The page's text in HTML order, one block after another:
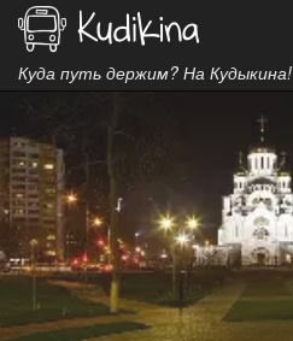
Куда путь держим? На Кудыкина!